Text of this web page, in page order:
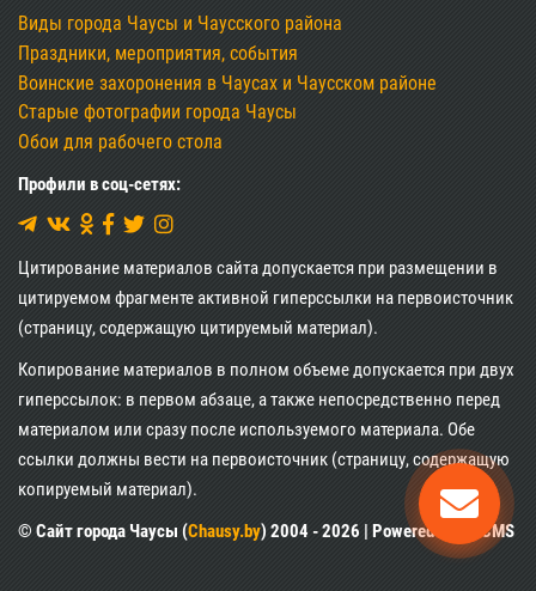
Виды города Чаусы и Чаусского района
Праздники, мероприятия, события
Воинские захоронения в Чаусах и Чаусском районе
Старые фотографии города Чаусы
Обои для рабочего стола
Профили в соц-сетях:
Цитирование материалов сайта допускается при размещении в
цитируемом фрагменте активной гиперссылки на первоисточник
(страницу, содержащую цитируемый материал).
Копирование материалов в полном объеме допускается при двух
гиперссылок: в первом абзаце, а также непосредственно перед
материалом или сразу после используемого материала. Обе
ссылки должны вести на первоисточник (страницу, содержащую
копируемый материал).
© Сайт города Чаусы (Chausy.by) 2004 - 2026 | Powered by XII CMS